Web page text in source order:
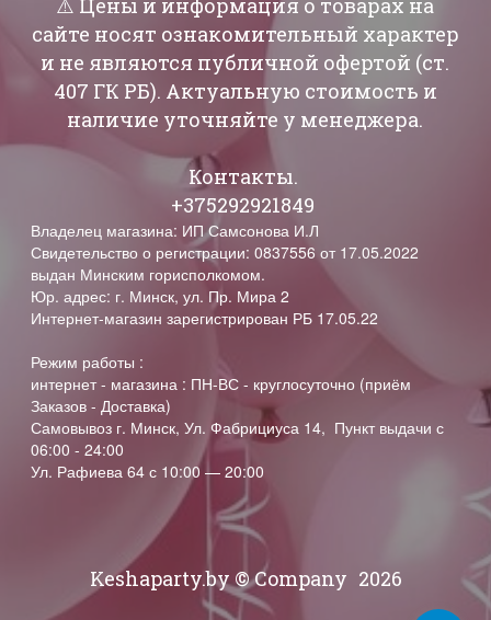
⚠️ Цены и информация о товарах на
сайте носят ознакомительный характер
и не являются публичной офертой (ст.
407 ГК РБ). Актуальную стоимость и
наличие уточняйте у менеджера.
Контакты.
+375292921849
Владелец магазина: ИП Самсонова И.Л
Свидетельство о регистрации: 0837556 от 17.05.2022
выдан Минским горисполкомом.
Юр. адрес: г. Минск, ул. Пр. Мира 2
Интернет-магазин зарегистрирован РБ 17.05.22
Режим работы :
интернет - магазина : ПН-ВС - круглосуточно (приём
Заказов - Доставка)
Самовывоз г. Минск, Ул. Фабрициуса 14, Пункт выдачи с
06:00 - 24:00
Ул. Рафиева 64 с 10:00 — 20:00
Keshaparty.by © Company 2026